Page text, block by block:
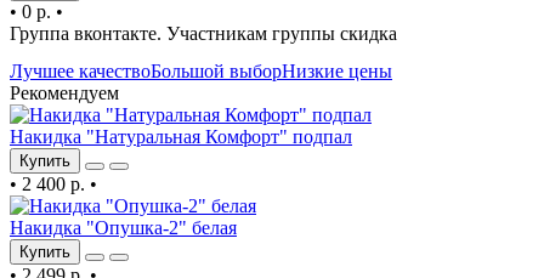
• 0 р. •
Группа вконтакте. Участникам группы скидка
Лучшее качествоБольшой выборНизкие цены
Рекомендуем
Накидка "Натуральная Комфорт" подпал
Купить
• 2 400 р. •
Накидка "Опушка-2" белая
Купить